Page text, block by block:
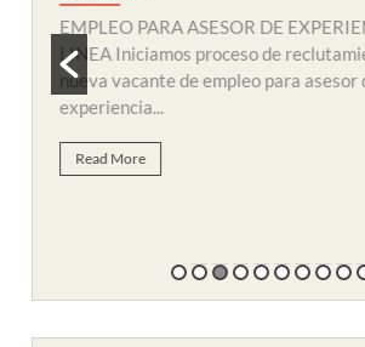
EMPLEO PARA AUXILIAR DE
REMOTO Iniciamos nuevo proceso
y búsqueda de personal para suplir
empleo...
Read More